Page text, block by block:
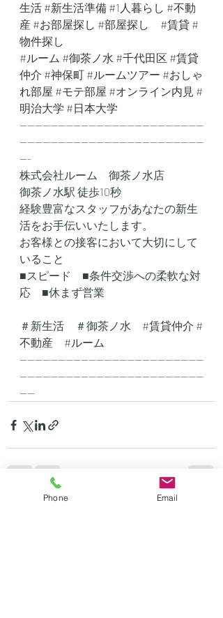
生活 #新生活準備 #1人暮らし #不動
産 #お部屋探し #部屋探し #賃貸 #
物件探し
#ルーム #御茶ノ水 #千代田区 #賃貸
仲介 #神保町 #ルームツアー #おしゃ
れ部屋 #モテ部屋 #オンライン内見 #
明治大学 #日本大学
------------------------------------------------
------------------------------------------------
---
株式会社ルーム　御茶ノ水店
御茶ノ水駅 徒歩10秒
経験豊富なスタッフがあなたの新生
活をお手伝いいたします。
お客様との接客において大切にして
いること
■スピード　■条件交渉への柔軟な対
応　■休まず営業
＃新生活　＃御茶ノ水 #賃貸仲介 #
不動産
#ルーム
------------------------------------------------
------------------------------------------------
----
最新記事 すべて表示
Phone Email